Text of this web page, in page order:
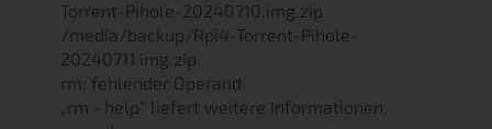
Torrent-Pihole-20240710.img.zip
/media/backup/Rpi4-Torrent-Pihole-
20240711.img.zip
rm: fehlender Operand
„rm –help“ liefert weitere Informationen.